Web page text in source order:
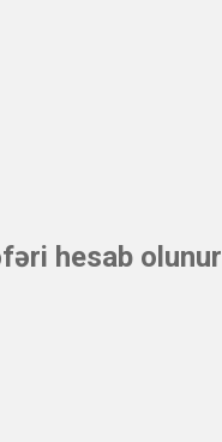
hesab olunur